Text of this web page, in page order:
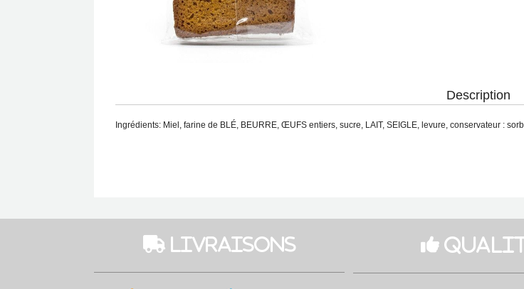
Description
Ingrédients: Miel, farine de BLÉ, BEURRE, ŒUFS entiers, sucre, LAIT, SEIGLE, levure, conservateur :
 Livraisons 